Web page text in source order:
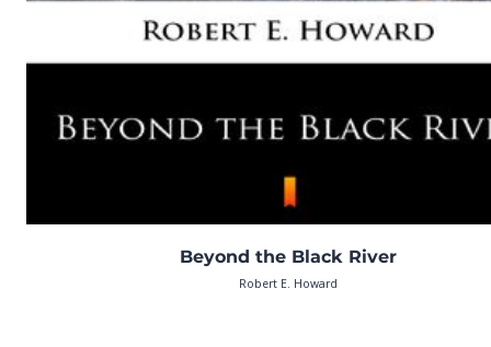
Beyond the Black River
Robert E. Howard